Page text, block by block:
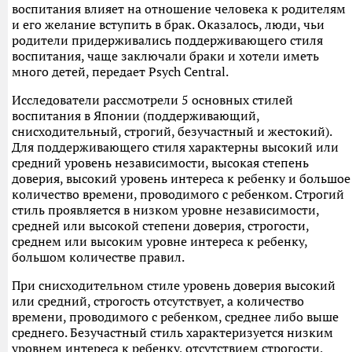
воспитания влияет на отношение человека к родителям
и его желание вступить в брак. Оказалось, люди, чьи
родители придерживались поддерживающего стиля
воспитания, чаще заключали браки и хотели иметь
много детей, передает Psych Central.
Исследователи рассмотрели 5 основных стилей
воспитания в Японии (поддерживающий,
снисходительный, строгий, безучастный и жестокий).
Для поддерживающего стиля характерны высокий или
средний уровень независимости, высокая степень
доверия, высокий уровень интереса к ребенку и большое
количество времени, проводимого с ребенком. Строгий
стиль проявляется в низком уровне независимости,
средней или высокой степени доверия, строгости,
среднем или высоким уровне интереса к ребенку,
большом количестве правил.
При снисходительном стиле уровень доверия высокий
или средний, строгость отсутствует, а количество
времени, проводимого с ребенком, среднее либо выше
среднего. Безучастный стиль характеризуется низким
уровнем интереса к ребенку, отсутствием строгости,